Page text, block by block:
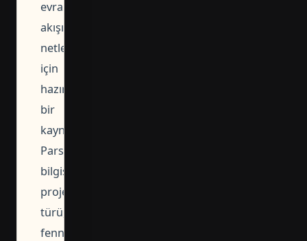
evrak
akışını
netleştirmek
için
hazırlanmış
bir
kaynaktır.
Parsel
bilgisi,
proje
türü,
fenni